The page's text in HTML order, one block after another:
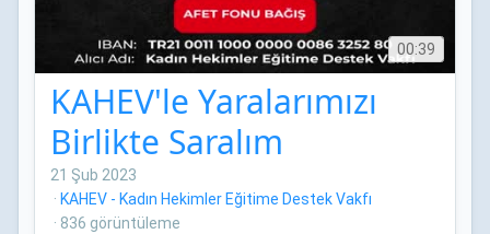
00:39
KAHEV'le Yaralarımızı
Birlikte Saralım
21 Şub 2023
· KAHEV - Kadın Hekimler Eğitime Destek Vakfı
· 836 görüntüleme